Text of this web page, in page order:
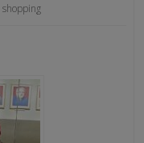
shopping